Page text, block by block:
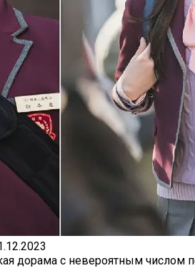
дорама с невероятным числом